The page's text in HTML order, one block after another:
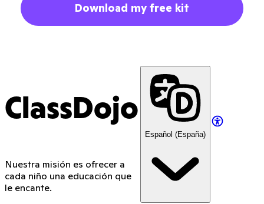
Download my free kit
ClassDojo
Nuestra misión es ofrecer a
cada niño una educación que
le encante.
Español (España)